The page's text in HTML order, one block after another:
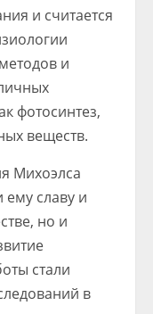
и считается
и
фотосинтез,
веществ.
Михоэлса
славу и
но и
стали
в